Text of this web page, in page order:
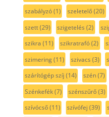
szabályzó(1) szeletelő(20)
szett(29) szigetelés (2)
szikra (11) szikratrafó(2)
szimering(11) szivacs (3)
szárítógép szíj (14) szén(7)
Szénkefék(7) szénszűrő(3)
szívócső(11) szívófej (39)